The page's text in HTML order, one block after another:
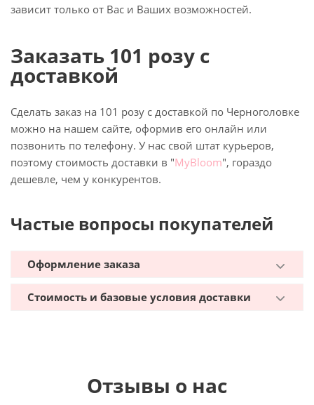
зависит только от Вас и Ваших возможностей.
Заказать 101 розу с
доставкой
Сделать заказ на 101 розу с доставкой по Черноголовке
можно на нашем сайте, оформив его онлайн или
позвонить по телефону. У нас свой штат курьеров,
поэтому стоимость доставки в "MyBloom", гораздо
дешевле, чем у конкурентов.
Частые вопросы покупателей
Оформление заказа
Стоимость и базовые условия доставки
Отзывы о нас